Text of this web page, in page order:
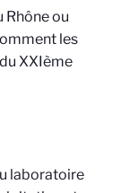
Rhône ou
les
XXIème
laboratoire